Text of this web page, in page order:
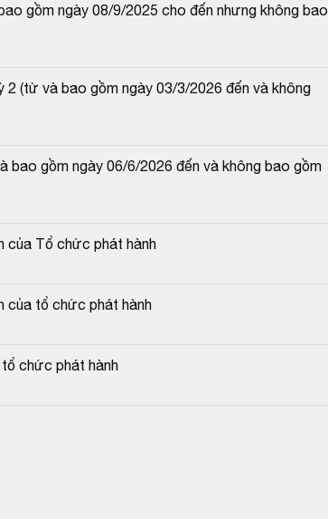
gồm ngày 08/9/2025 cho đến nhưng không bao
2 (từ và bao gồm ngày 03/3/2026 đến và không
bao gồm ngày 06/6/2026 đến và không bao gồm
của Tổ chức phát hành
của tổ chức phát hành
chức phát hành